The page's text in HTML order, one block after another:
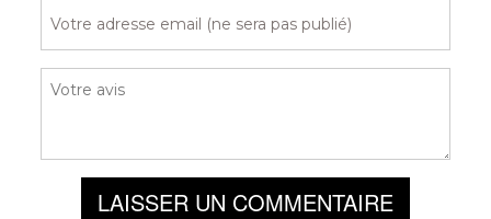
LAISSER UN COMMENTAIRE